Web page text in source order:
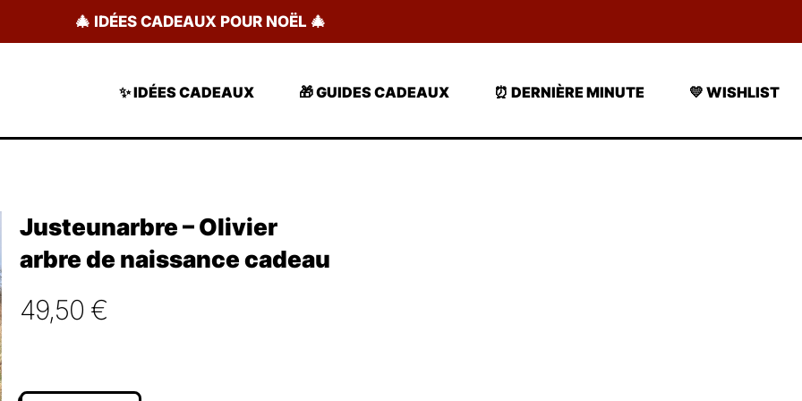
🎄 IDÉES CADEAUX POUR NOËL 🎄
✨ IDÉES CADEAUX 🎁 GUIDES CADEAUX ⏰ DERNIÈRE MINUTE 💛 WISHLIST
Justeunarbre – Olivier
arbre de naissance cadeau
49,50 €